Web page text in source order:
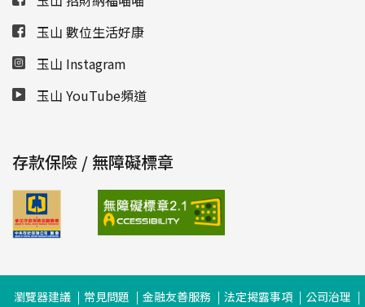
玉山 數位生活好康
玉山 Instagram
玉山 YouTube頻道
存款保險 / 無障礙標章
瀏覽器建議 常見問題 金融友善服務 法定揭露事項 公司治理